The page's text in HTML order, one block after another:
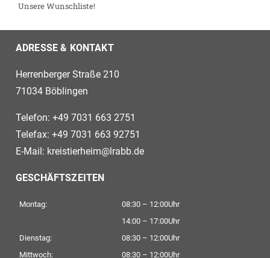
Unsere Wunschliste!
ADRESSE & KONTAKT
Herrenberger Straße 210
71034 Böblingen
Telefon: +49 7031 663 2751
Telefax: +49 7031 663 92751
E-Mail: kreistierheim@lrabb.de
GESCHÄFTSZEITEN
Montag:
08:30 – 12:00Uhr
14:00 – 17:00Uhr
Dienstag:
08:30 – 12:00Uhr
Mittwoch:
08:30 – 12:00Uhr